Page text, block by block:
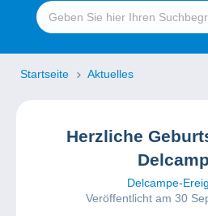
Startseite Aktuelles
Herzliche
Delcampe-
Veröffentlicht am 30